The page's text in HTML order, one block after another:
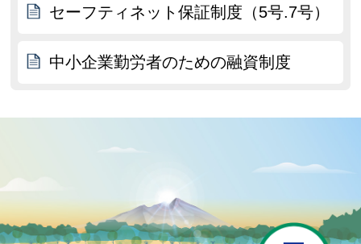
セーフティネット保証制度（5号.7号）
中小企業勤労者のための融資制度